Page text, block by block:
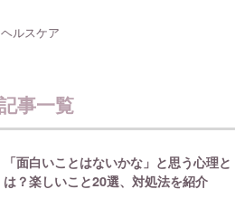
ヘルスケア
事一覧
「面白いことはないかな」と思う心理と
は？楽しいこと20選、対処法を紹介